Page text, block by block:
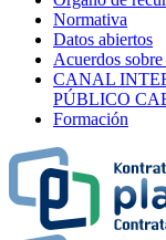
Normativa
Datos abiertos
Acuerdos
CANAL
PÚBLICO
Formación